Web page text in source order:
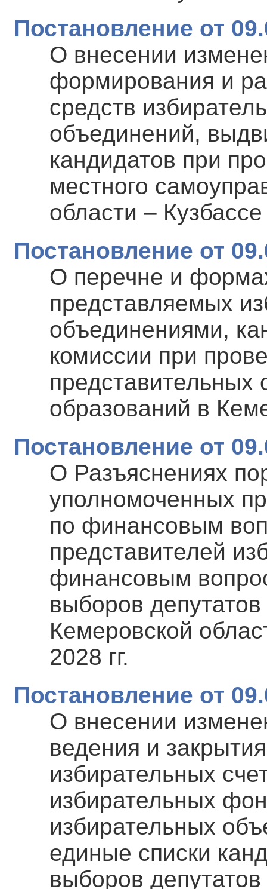
Постановление от
О внесении
формирования и
средств
объединений,
кандидатов при
местного
области – Кузбассе
Постановление от
О перечне и
представляемых
объединениями,
комиссии при
представительных
образований в
Постановление от
О Разъяснениях
уполномоченных
по финансовым
представителей
финансовым
выборов
Кемеровской
2028 гг.
Постановление от
О внесении
ведения и
избирательных
избирательных
избирательных
единые списки
выборов